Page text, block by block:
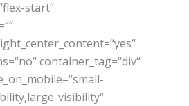
start“
container_tag=“div“
visibility“